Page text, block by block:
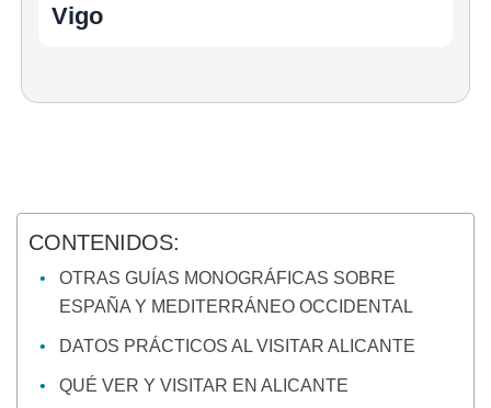
Vigo
CONTENIDOS:
OTRAS GUÍAS MONOGRÁFICAS SOBRE
ESPAÑA Y MEDITERRÁNEO OCCIDENTAL
DATOS PRÁCTICOS AL VISITAR ALICANTE
QUÉ VER Y VISITAR EN ALICANTE